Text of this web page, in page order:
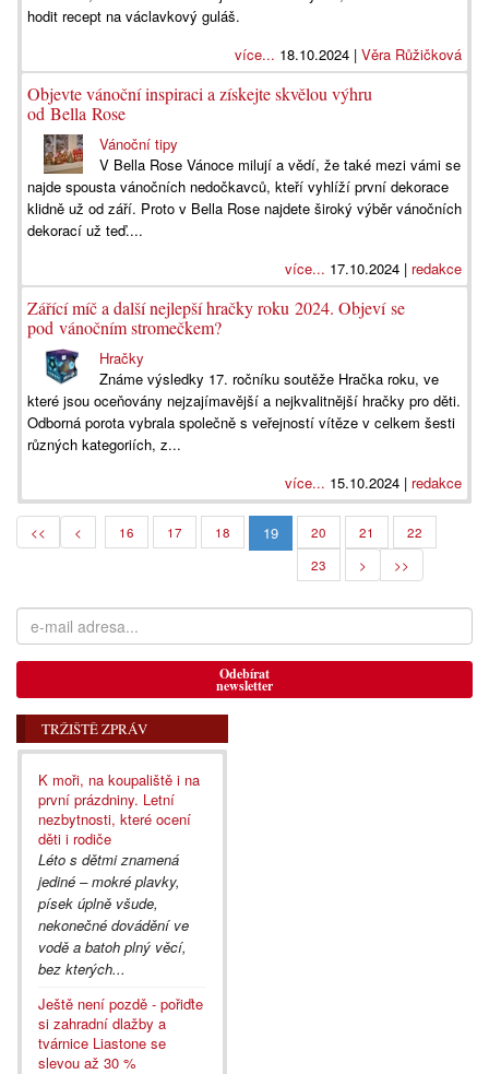
hodit recept na václavkový guláš.
více... 18.10.2024 | Věra Růžičková
Objevte vánoční inspiraci a získejte skvělou výhru
od Bella Rose
Vánoční tipy
V Bella Rose Vánoce milují a vědí, že také mezi vámi se
najde spousta vánočních nedočkavců, kteří vyhlíží první dekorace
klidně už od září. Proto v Bella Rose najdete široký výběr vánočních
dekorací už teď....
více... 17.10.2024 | redakce
Zářící míč a další nejlepší hračky roku 2024. Objeví se
pod vánočním stromečkem?
Hračky
Známe výsledky 17. ročníku soutěže Hračka roku, ve
které jsou oceňovány nejzajímavější a nejkvalitnější hračky pro děti.
Odborná porota vybrala společně s veřejností vítěze v celkem šesti
různých kategoriích, z...
více... 15.10.2024 | redakce
<< < 16 17 18 19 20 21
22
23
> >>
Odebírat
newsletter
TRŽIŠTĚ ZPRÁV
K moři, na koupaliště i na
první prázdniny. Letní
nezbytnosti, které ocení
děti i rodiče
Léto s dětmi znamená
jediné – mokré plavky,
písek úplně všude,
nekonečné dovádění ve
vodě a batoh plný věcí,
bez kterých...
Ještě není pozdě - pořiďte
si zahradní dlažby a
tvárnice Liastone se
slevou až 30 %